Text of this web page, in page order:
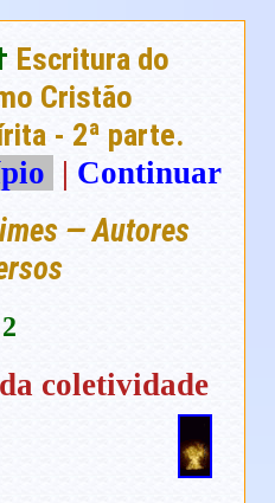
Escritura do
Cristão
- 2ª parte.
| Continuar
— Autores
2
coletividade